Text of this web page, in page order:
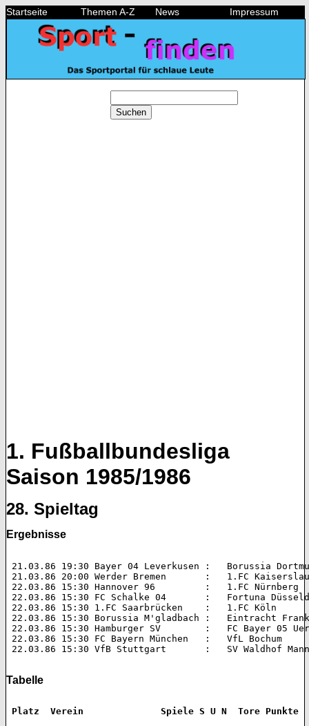
Startseite Themen A-Z News Impressum
Suchen
1. Fußballbundesliga
Saison 1985/1986
28. Spieltag
Ergebnisse
21.03.86 19:30 Bayer 04 Leverkusen :   Borussia Dortmund 	2:1
21.03.86 20:00 Werder Bremen       :   1.FC Kaiserslautern
22.03.86 15:30 Hannover 96         :   1.FC Nürnberg 		0:2 (0:1)
22.03.86 15:30 FC Schalke 04       :   Fortuna Düsseldorf 	1:1
22.03.86 15:30 1.FC Saarbrücken    :   1.FC Köln 		1:2 (0:0)
22.03.86 15:30 Borussia M'gladbach :   Eintracht Frankfurt
22.03.86 15:30 Hamburger SV        :   FC Bayer 05 Uerdingen
22.03.86 15:30 FC Bayern München   :   VfL Bochum 		6:1 (2:0)
22.03.86 15:30 VfB Stuttgart       :   SV Waldhof Mannheim
Tabelle
Platz  Verein 		    Spiele S U N  Tore Punkte